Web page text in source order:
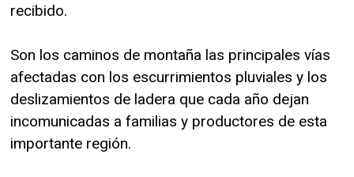
recibido.
Son los caminos de montaña las principales vías
afectadas con los escurrimientos pluviales y los
deslizamientos de ladera que cada año dejan
incomunicadas a familias y productores de esta
importante región.